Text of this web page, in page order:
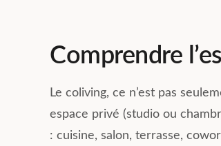
Comprendre
Le coliving, ce n’est pas
espace privé (studio ou
: cuisine, salon, terrasse,
coliving.